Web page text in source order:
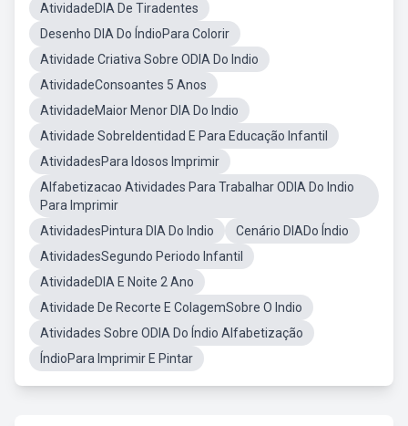
AtividadeDIA De Tiradentes
Desenho DIA Do ÍndioPara Colorir
Atividade Criativa Sobre ODIA Do Indio
AtividadeConsoantes 5 Anos
AtividadeMaior Menor DIA Do Indio
Atividade SobreIdentidad E Para Educação Infantil
AtividadesPara Idosos Imprimir
Alfabetizacao Atividades Para Trabalhar ODIA Do Indio
Para Imprimir
AtividadesPintura DIA Do Indio
Cenário DIADo Índio
AtividadesSegundo Periodo Infantil
AtividadeDIA E Noite 2 Ano
Atividade De Recorte E ColagemSobre O Indio
Atividades Sobre ODIA Do Índio Alfabetização
ÍndioPara Imprimir E Pintar